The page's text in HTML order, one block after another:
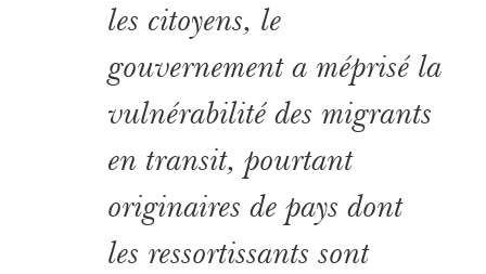
les citoyens, le
gouvernement a méprisé la
vulnérabilité des migrants
en transit, pourtant
originaires de pays dont
les ressortissants sont